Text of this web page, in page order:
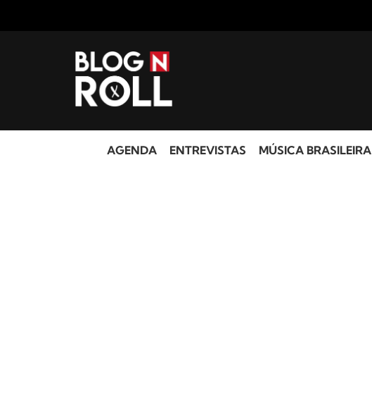
AGENDA ENTREVISTAS MÚSICA BRASILEIRA